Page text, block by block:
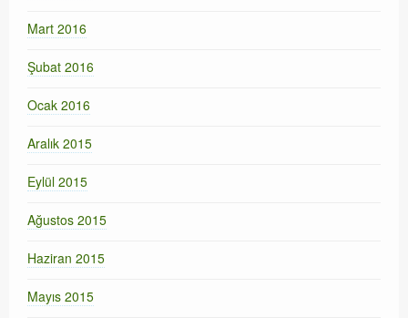
Mart 2016
Şubat 2016
Ocak 2016
Aralık 2015
Eylül 2015
Ağustos 2015
Haziran 2015
Mayıs 2015